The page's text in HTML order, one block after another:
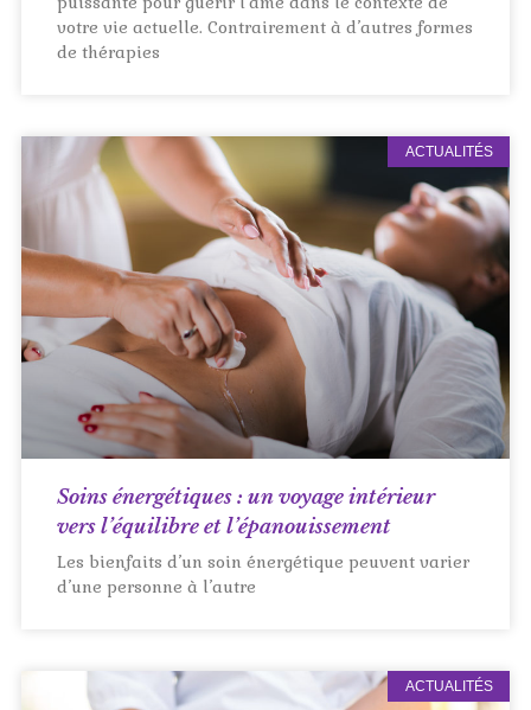
votre vie actuelle. Contrairement à d’autres formes
de thérapies
ACTUALITÉS
Soins énergétiques : un voyage intérieur
vers l’équilibre et l’épanouissement
Les bienfaits d’un soin énergétique peuvent varier
d’une personne à l’autre
ACTUALITÉS